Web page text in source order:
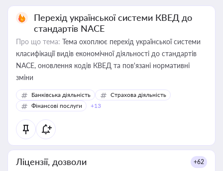
Перехід української системи КВЕД до
стандартів NACE
Про що тема: Тема охоплює перехід української системи
класифікації видів економічної діяльності до стандартів
NACE, оновлення кодів КВЕД та пов'язані нормативні
зміни
Банківська діяльність
Страхова діяльність
Фінансові послуги
+13
Ліцензії, дозволи +62